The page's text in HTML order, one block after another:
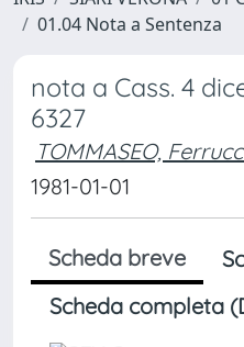
01.04 Nota a Sentenza
nota a Cass. 4
6327
TOMMASEO,
1981-01-01
Scheda breve
Scheda completa